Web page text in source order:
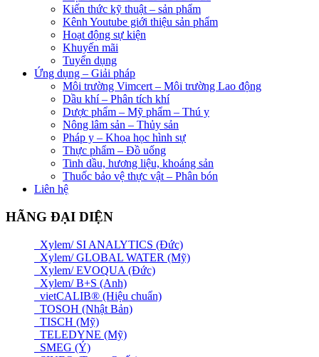
Kiến thức kỹ thuật – sản phẩm
Kênh Youtube giới thiệu sản phẩm
Hoạt động sự kiện
Khuyến mãi
Tuyển dụng
Ứng dụng – Giải pháp
Môi trường Vimcert – Môi trường Lao động
Dầu khí – Phân tích khí
Dược phẩm – Mỹ phẩm – Thú y
Nông lâm sản – Thủy sản
Pháp y – Khoa học hình sự
Thực phẩm – Đồ uống
Tinh dầu, hương liệu, khoáng sản
Thuốc bảo vệ thực vật – Phân bón
Liên hệ
HÃNG ĐẠI DIỆN
Xylem/ SI ANALYTICS (Đức)
Xylem/ GLOBAL WATER (Mỹ)
Xylem/ EVOQUA (Đức)
Xylem/ B+S (Anh)
vietCALIB® (Hiệu chuẩn)
TOSOH (Nhật Bản)
TISCH (Mỹ)
TELEDYNE (Mỹ)
SMEG (Ý)